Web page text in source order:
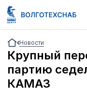
Новости
Крупный
партию
КАМАЗ